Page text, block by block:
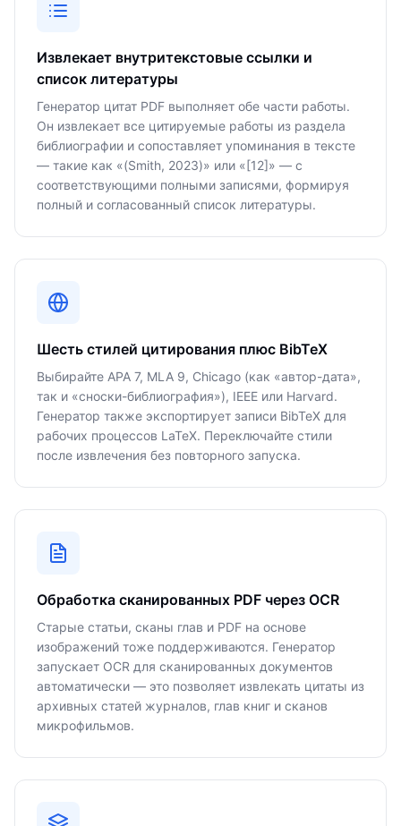
Извлекает внутритекстовые ссылки и
список литературы
Генератор цитат PDF выполняет обе части работы.
Он извлекает все цитируемые работы из раздела
библиографии и сопоставляет упоминания в тексте
— такие как «(Smith, 2023)» или «[12]» — с
соответствующими полными записями, формируя
полный и согласованный список литературы.
Шесть стилей цитирования плюс BibTeX
Выбирайте APA 7, MLA 9, Chicago (как «автор-дата»,
так и «сноски-библиография»), IEEE или Harvard.
Генератор также экспортирует записи BibTeX для
рабочих процессов LaTeX. Переключайте стили
после извлечения без повторного запуска.
Обработка сканированных PDF через OCR
Старые статьи, сканы глав и PDF на основе
изображений тоже поддерживаются. Генератор
запускает OCR для сканированных документов
автоматически — это позволяет извлекать цитаты из
архивных статей журналов, глав книг и сканов
микрофильмов.